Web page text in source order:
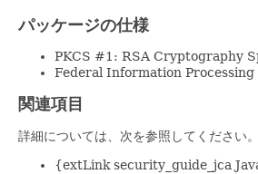
パッケージの仕様
PKCS #1: RSA Cryptography
Federal Information
関連項目
詳細については、次を参照してください。
{extLink security_guide_jca Java